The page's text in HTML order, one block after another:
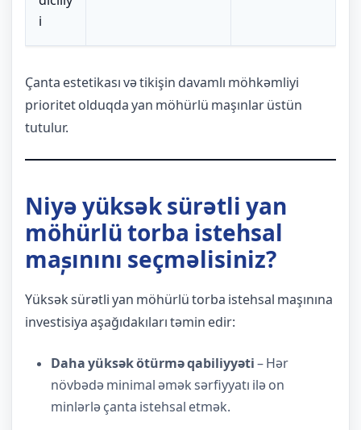
i
Çanta estetikası və tikişin davamlı möhkəmliyi
prioritet olduqda yan möhürlü maşınlar üstün
tutulur.
Niyə yüksək sürətli yan
möhürlü torba istehsal
maşınını seçməlisiniz?
Yüksək sürətli yan möhürlü torba istehsal maşınına
investisiya aşağıdakıları təmin edir:
Daha yüksək ötürmə qabiliyyəti– Hər
növbədə minimal əmək sərfiyyatı ilə on
minlərlə çanta istehsal etmək.